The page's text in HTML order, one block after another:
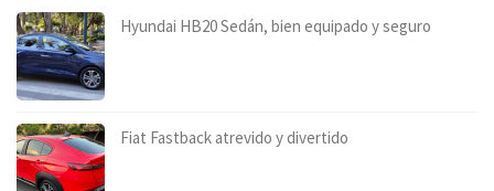
Hyundai HB20 Sedán, bien equipado y seguro
Fiat Fastback atrevido y divertido